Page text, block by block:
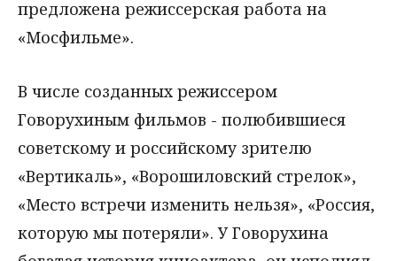
предложена режиссерская работа на
«Мосфильме».
В числе созданных режиссером
Говорухиным фильмов - полюбившиеся
советскому и российскому зрителю
«Вертикаль», «Ворошиловский стрелок»,
«Место встречи изменить нельзя», «Россия,
которую мы потеряли». У Говорухина